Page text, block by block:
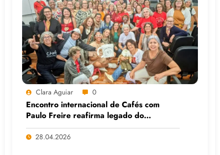
Clara Aguiar 0
Encontro internacional de Cafés com
Paulo Freire reafirma legado do
educador popular
28.04.2026